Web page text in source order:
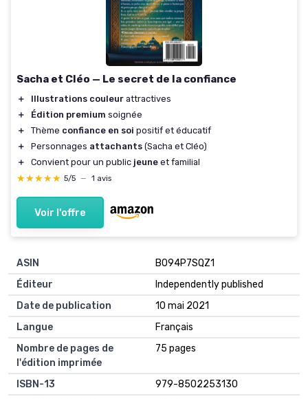
Sacha et Cléo — Le secret de la confiance
＋ Illustrations couleur attractives
＋
Édition premium soignée
＋
Thème confiance en soi positif et éducatif
＋
Personnages attachants (Sacha et Cléo)
＋
Convient pour un public jeune et familial
★★★★★
★★★★★ 5/5 — 1 avis
Voir l'offre
ASIN
B094P7SQZ1
Éditeur
Independently published
Date de publication
10 mai 2021
Langue
Français
Nombre de pages de
l'édition imprimée
75 pages
ISBN-13
979-8502253130